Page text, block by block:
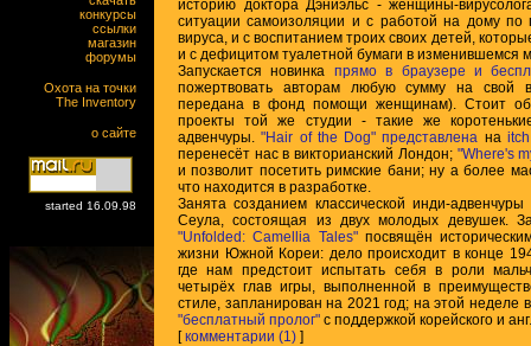
конкурсы
ссылки
магазин
форумы
Охота на точки
The Inventory
о сайте
started 16.09.98
историю доктора Дэниэльс - женщины-
ситуации самоизоляции и с работой на дому по
вируса, и с воспитанием троих своих детей,
и с дефицитом туалетной бумаги в изменившемся
Запускается новинка прямо в браузере и
пожертвовать авторам любую сумму на свой
передана в фонд помощи женщинам). Стоит
проекты той же студии - такие же
адвенчуры."Hair of the Dog" представлена на
перенесёт нас в викторианский Лондон; "Where's
и позволит посетить римские бани; ну а более
что находится в разработке.
Занята созданием классической инди-
Сеула, состоящая из двух молодых девушек.
"Unfolded: Camellia Tales"посвящён
жизни Южной Кореи: дело происходит в конце
где нам предстоит испытать себя в роли
четырёх глав игры, выполненной в
стиле, запланирован на 2021 год; на этой неделе
"бесплатный пролог" с поддержкой корейского и
[комментарии (1) ]